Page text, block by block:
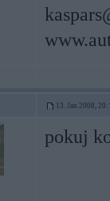
13. Jan 2008,
pokuj